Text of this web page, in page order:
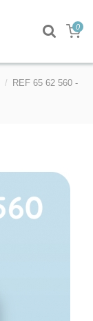
0
REF 65 62 560 -